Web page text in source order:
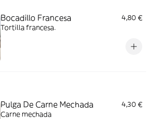
Bocadillo Francesa
4,80 €
Tortilla francesa.
Pulga De Carne Mechada
4,30 €
Carne mechada